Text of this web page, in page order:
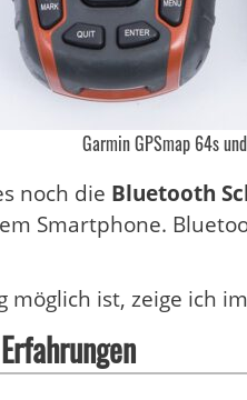
Garmin GPSmap 64s
noch die Bluetooth
Smartphone.
möglich ist, zeige ich im